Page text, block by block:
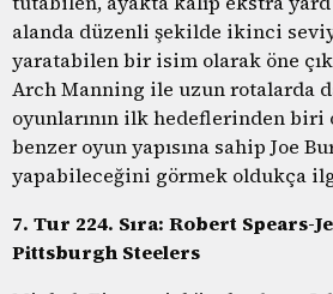
alanda düzenli şekilde ikinci
yaratabilen bir isim olarak öne
Arch Manning ile uzun rotalarda
oyunlarının ilk hedeflerinden biri
benzer oyun yapısına sahip Joe
yapabileceğini görmek oldukça
7. Tur 224. Sıra: Robert Spears-
Pittsburgh Steelers